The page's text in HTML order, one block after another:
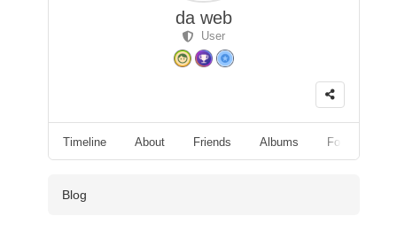
da web
User
Timeline About Friends Albums Followers
Blog